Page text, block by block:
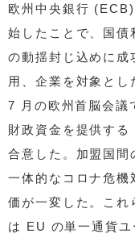
欧州中央銀行
始したことで、国債
の動揺封じ込めに成
用、企業を対象とし
7 月の欧州首脳会議
財政資金を提供す
合意した。加盟国間
一体的なコロナ危機
価が一変した。これ
は EU の単一通貨ユ